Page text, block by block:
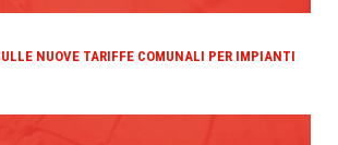
NUOVE TARIFFE COMUNALI PER IMPIANTI